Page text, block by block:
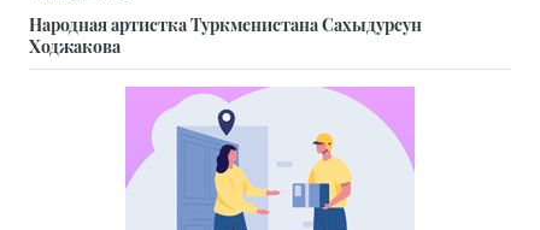
Народная артистка Туркменистана Сахыдурсун
Ходжакова